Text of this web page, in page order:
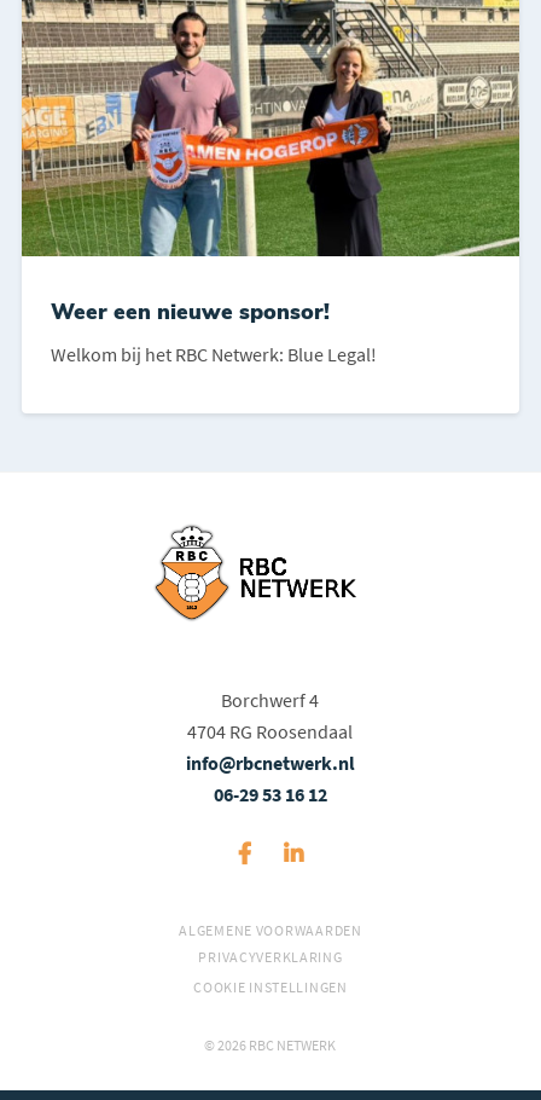
Weer een nieuwe sponsor!
Welkom bij het RBC Netwerk: Blue Legal!
Borchwerf 4
4704 RG Roosendaal
info@rbcnetwerk.nl
06-29 53 16 12
ALGEMENE VOORWAARDEN
PRIVACYVERKLARING
COOKIE INSTELLINGEN
© 2026 RBC NETWERK